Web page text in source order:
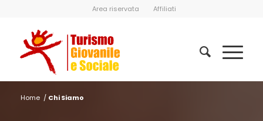
Area riservata Affiliati
Home / Chi Siamo